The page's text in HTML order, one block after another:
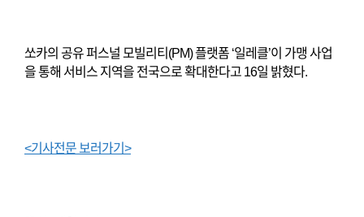
쏘카의 공유 퍼스널 모빌리티(PM) 플랫폼 ‘일레클’이 가맹 사업
을 통해 서비스 지역을 전국으로 확대한다고 16일 밝혔다.
<기사전문 보러가기>